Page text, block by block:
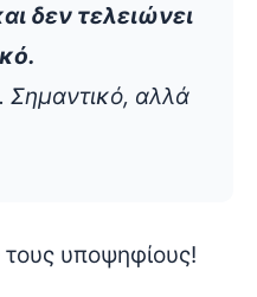
δεν τελειώνει
Σημαντικό, αλλά
τους υποψηφίους!